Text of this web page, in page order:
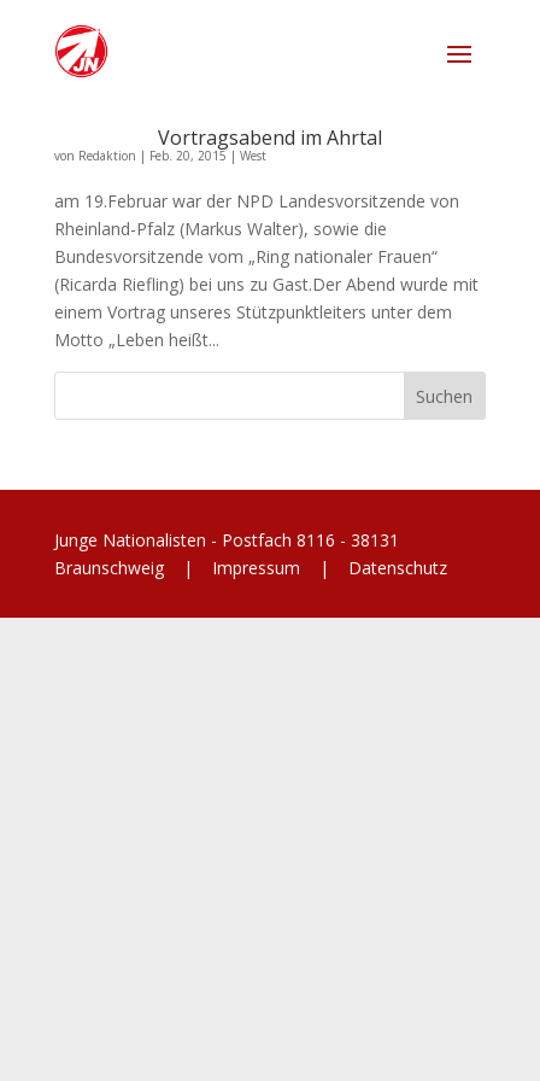
Vortragsabend im Ahrtal
von Redaktion | Feb. 20, 2015 | West
am 19.Februar war der NPD Landesvorsitzende von
Rheinland-Pfalz (Markus Walter), sowie die
Bundesvorsitzende vom „Ring nationaler Frauen“
(Ricarda Riefling) bei uns zu Gast.Der Abend wurde mit
einem Vortrag unseres Stützpunktleiters unter dem
Motto „Leben heißt...
Junge Nationalisten - Postfach 8116 - 38131
Braunschweig | Impressum | Datenschutz